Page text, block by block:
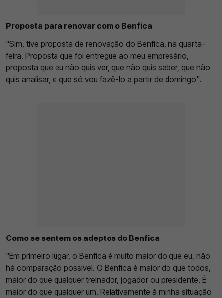
Proposta para renovar com o Benfica
"Sim, tive proposta de renovação do Benfica, na quarta-
feira. Proposta que foi entregue ao meu empresário,
proposta que eu não quis ver, que não quis saber, que não
quis analisar, e que só vou fazê-lo a partir de domingo".
Como se sentem os adeptos do Benfica
"Em primeiro lugar, o Benfica é muito maior do que eu, não
há comparação possível. O Benfica é maior do que todos,
maior do que qualquer treinador, jogador ou presidente. É
maior do que qualquer um. Relativamente à minha situação